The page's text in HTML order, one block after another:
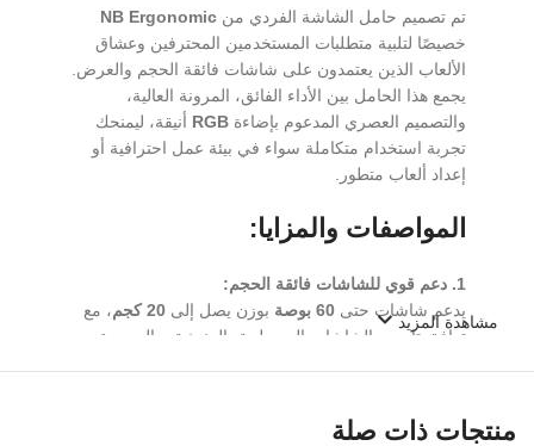
تم تصميم حامل الشاشة الفردي من NB Ergonomic
خصيصًا لتلبية متطلبات المستخدمين المحترفين وعشاق
الألعاب الذين يعتمدون على شاشات فائقة الحجم والعرض.
يجمع هذا الحامل بين الأداء الفائق، المرونة العالية،
والتصميم العصري المدعوم بإضاءة RGB أنيقة، ليمنحك
تجربة استخدام متكاملة سواء في بيئة عمل احترافية أو
إعداد ألعاب متطور.
المواصفات والمزايا:
1. دعم قوي للشاشات فائقة الحجم:
يدعم شاشات حتى 60 بوصة بوزن يصل إلى 20 كجم
، مع
توافق تام مع الشاشات المسطحة، المنحنية، والعريضة
2. أداء مثالي لعشاق الألعاب:
مشاهدة المزيد
منتجات ذات صلة